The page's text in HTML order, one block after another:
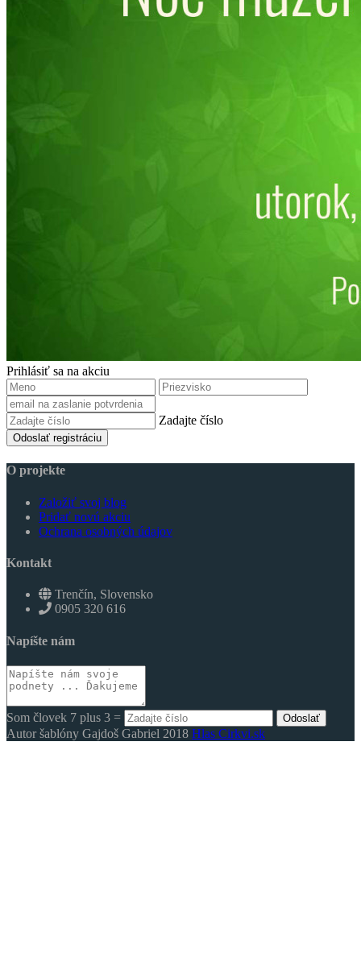
Prihlásiť sa na akciu
Zadajte číslo
Odoslať registráciu
O projekte
Založiť svoj blog
Pridať novú akciu
Ochrana osobných údajov
Kontakt
Trenčín, Slovensko
0905 320 616
Napíšte nám
Som človek 7 plus 3 = Odoslať
Autor šablóny Gajdoš Gabriel 2018 Hlas Cirkvi.sk